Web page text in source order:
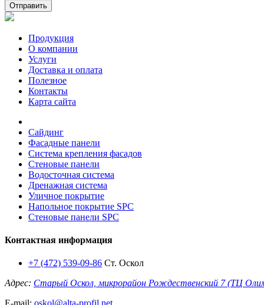
Отправить
Продукция
О компании
Услуги
Доставка и оплата
Полезное
Контакты
Карта сайта
Сайдинг
Фасадные панели
Система крепления фасадов
Стеновые панели
Водосточная система
Дренажная система
Уличное покрытие
Напольное покрытие SPC
Стеновые панели SPC
Контактная информация
+7 (472) 539-09-86 Ст. Оскол
Адрес: Старый Оскол, микрорайон Рождественский 7 (ТЦ